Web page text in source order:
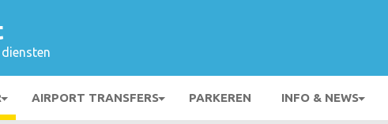
AIRPORT TRANSFERS PARKEREN INFO & NEWS